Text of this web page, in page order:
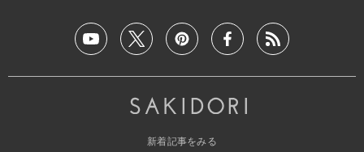
新着記事をみる